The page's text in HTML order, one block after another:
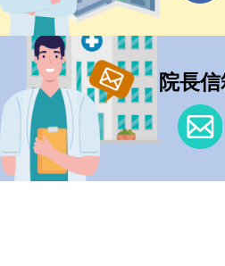
院長